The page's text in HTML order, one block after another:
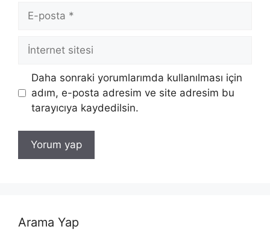
posta
İnternet
sitesi
Daha sonraki yorumlarımda kullanılması için
adım, e-posta adresim ve site adresim bu
tarayıcıya kaydedilsin.
Arama Yap